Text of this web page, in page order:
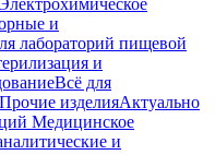
и
лабораторий пищевой
и
Всё для
Прочие изделияАктуально
Медицинское
и